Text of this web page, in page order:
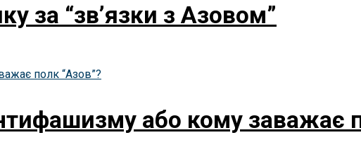
за “зв’язки з Азовом”
або кому заважає